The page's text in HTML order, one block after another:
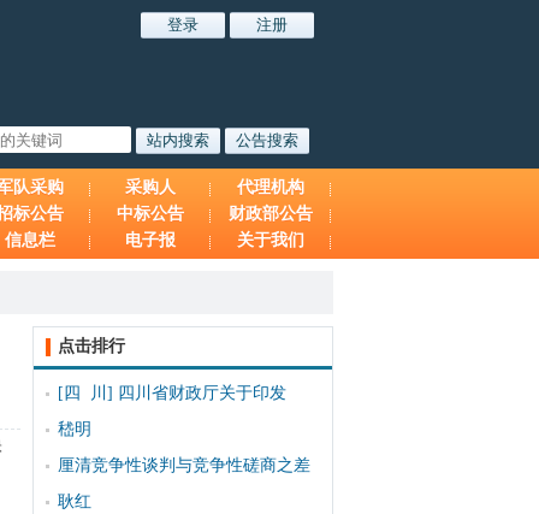
队采购 采购人
代理机构
标公告 中标公告
财政部公告
信息栏 电子报 关于我们
点击排行
[四 川] 四川省财政厅关于印发
嵇明
厘清竞争性谈判与竞争性磋商之差
耿红